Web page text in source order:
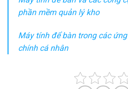
phần mềm quản lý kho
Máy tính để bàn trong các
chính cá nhân